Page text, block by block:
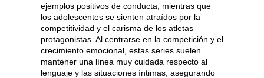
ejemplos positivos de conducta, mientras que
los adolescentes se sienten atraídos por la
competitividad y el carisma de los atletas
protagonistas. Al centrarse en la competición y el
crecimiento emocional, estas series suelen
mantener una línea muy cuidada respecto al
lenguaje y las situaciones íntimas, asegurando